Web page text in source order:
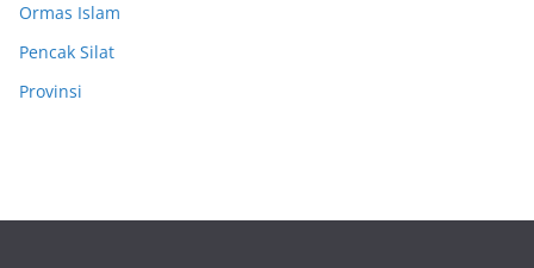
Ormas Islam
Pencak Silat
Provinsi